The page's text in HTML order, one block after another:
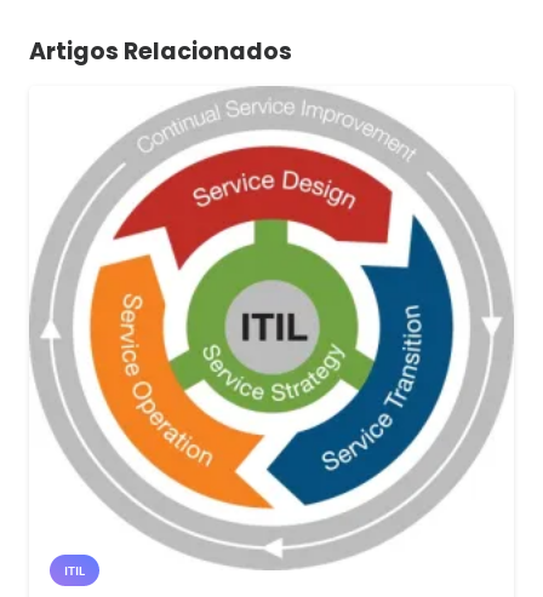
Artigos Relacionados
ITIL